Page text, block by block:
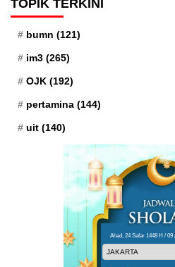
TOPIK TERKINI
bumn (121)
im3 (265)
OJK (192)
pertamina (144)
uit (140)
Ahad, 24 Safar 1448 H / 09